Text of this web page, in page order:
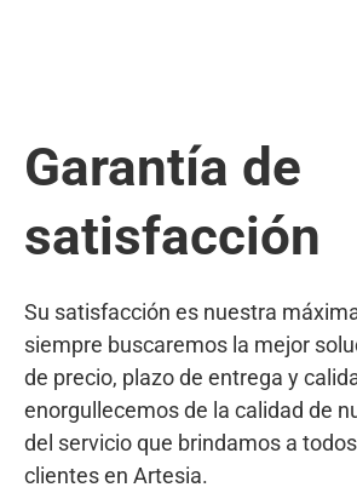
Garantía de
satisfacción
Su satisfacción es nuestra
siempre buscaremos la mejor
de precio, plazo de entrega y
enorgullecemos de la calidad de
del servicio que brindamos a
clientes en Artesia.